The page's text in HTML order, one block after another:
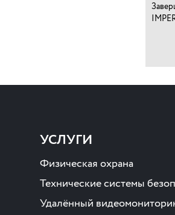
УСЛУГИ
Физическая охрана
Технические системы
Удалённый